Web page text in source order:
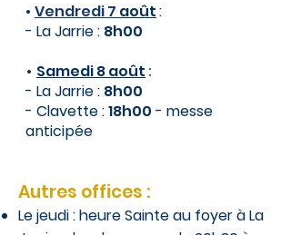
• Vendredi 7 août:
- La Jarrie : 8h00
​​​​​​​​​• Samedi 8 août :
- La Jarrie : 8h00
- Clavette :18h00 - messe
anticipée
Autres offices :
Le jeudi : heure Sainte au foyer à La